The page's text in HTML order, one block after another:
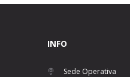
INFO
Sede Operativa